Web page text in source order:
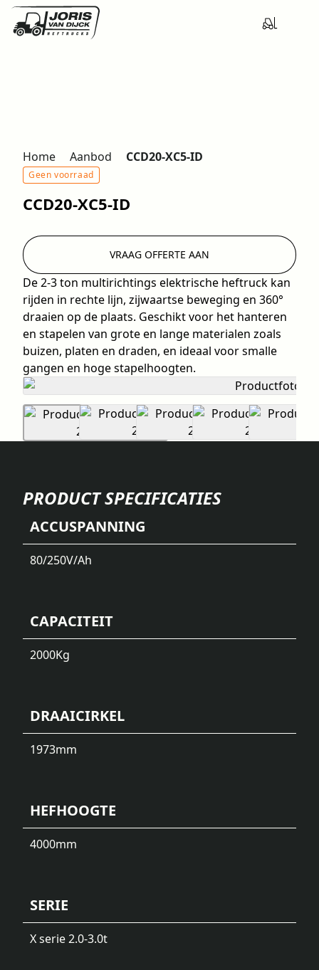
Home Aanbod CCD20-XC5-ID
Geen voorraad
CCD20-XC5-ID
De 2-3 ton multirichtings elektrische heftruck kan
rijden in rechte lijn, zijwaartse beweging en 360°
draaien op de plaats. Geschikt voor het hanteren
en stapelen van grote en lange materialen zoals
buizen, platen en draden, en ideaal voor smalle
gangen en hoge stapelhoogten.
VRAAG OFFERTE AAN
PRODUCT SPECIFICATIES
ACCUSPANNING
80/250V/Ah
CAPACITEIT
2000Kg
DRAAICIRKEL
1973mm
HEFHOOGTE
4000mm
SERIE
X serie 2.0-3.0t